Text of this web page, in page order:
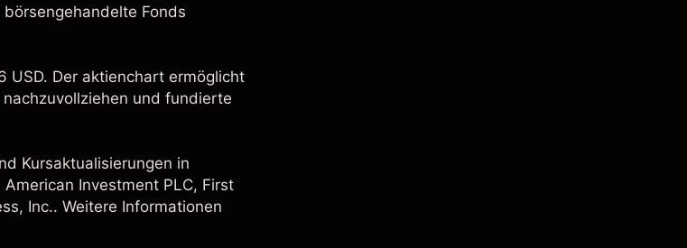
Fonds
USD. Der aktienchart ermöglicht
und fundierte
Kursaktualisierungen in
American Investment PLC, First
Inc.. Weitere Informationen